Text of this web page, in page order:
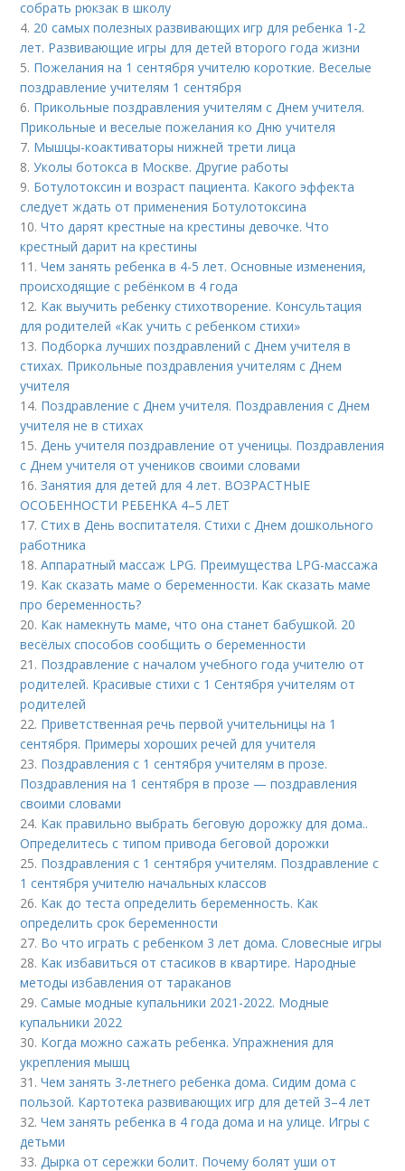
собрать рюкзак в школу
4. 20 самых полезных развивающих игр для ребенка 1-2
лет. Развивающие игры для детей второго года жизни
5. Пожелания на 1 сентября учителю короткие. Веселые
поздравление учителям 1 сентября
6. Прикольные поздравления учителям с Днем учителя.
Прикольные и веселые пожелания ко Дню учителя
7. Мышцы-коактиваторы нижней трети лица
8.Уколы ботокса в Москве. Другие работы
9. Ботулотоксин и возраст пациента. Какого эффекта
следует ждать от применения Ботулотоксина
10.Что дарят крестные на крестины девочке. Что
крестный дарит на крестины
11.Чем занять ребенка в 4-5 лет. Основные изменения,
происходящие с ребёнком в 4 года
12. Как выучить ребенку стихотворение. Консультация
для родителей «Как учить с ребенком стихи»
13. Подборка лучших поздравлений с Днем учителя в
стихах. Прикольные поздравления учителям с Днем
учителя
14. Поздравление с Днем учителя. Поздравления с Днем
учителя не в стихах
15. День учителя поздравление от ученицы. Поздравления
с Днем учителя от учеников своими словами
16.Занятия для детей для 4 лет. ВОЗРАСТНЫЕ
ОСОБЕННОСТИ РЕБЕНКА 4–5 ЛЕТ
17.Стих в День воспитателя. Стихи с Днем дошкольного
работника
18.Аппаратный массаж LPG. Преимущества LPG-массажа
19. Как сказать маме о беременности. Как сказать маме
про беременность?
20. Как намекнуть маме, что она станет бабушкой. 20
весёлых способов сообщить о беременности
21. Поздравление с началом учебного года учителю от
родителей. Красивые стихи с 1 Сентября учителям от
родителей
22. Приветственная речь первой учительницы на 1
сентября. Примеры хороших речей для учителя
23. Поздравления с 1 сентября учителям в прозе.
Поздравления на 1 сентября в прозе — поздравления
своими словами
24. Как правильно выбрать беговую дорожку для дома..
Определитесь с типом привода беговой дорожки
25. Поздравления с 1 сентября учителям. Поздравление с
1 сентября учителю начальных классов
26. Как до теста определить беременность. Как
определить срок беременности
27. Во что играть с ребенком 3 лет дома. Словесные игры
28. Как избавиться от стасиков в квартире. Народные
методы избавления от тараканов
29.Самые модные купальники 2021-2022. Модные
купальники 2022
30. Когда можно сажать ребенка. Упражнения для
укрепления мышц
31.Чем занять 3-летнего ребенка дома. Сидим дома с
пользой. Картотека развивающих игр для детей 3–4 лет
32.Чем занять ребенка в 4 года дома и на улице. Игры с
детьми
33. Дырка от сережки болит. Почему болят уши от